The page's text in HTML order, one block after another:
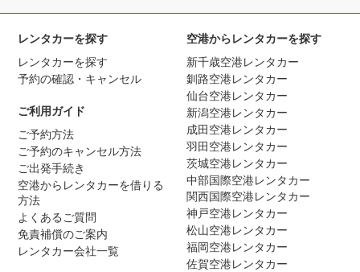
レンタカーを探す
レンタカーを探す
予約の確認・キャンセル
ご利用ガイド
ご予約方法
ご予約のキャンセル方法
ご出発手続き
空港からレンタカーを借りる
方法
よくあるご質問
免責補償のご案内
レンタカー会社一覧
空港からレンタカーを探す
新千歳空港レンタカー
釧路空港レンタカー
仙台空港レンタカー
新潟空港レンタカー
成田空港レンタカー
羽田空港レンタカー
茨城空港レンタカー
中部国際空港レンタカー
関西国際空港レンタカー
神戸空港レンタカー
松山空港レンタカー
福岡空港レンタカー
佐賀空港レンタカー